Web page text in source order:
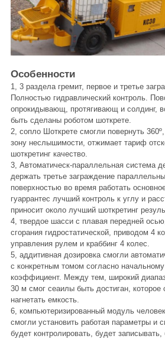
Особенности
1, 3 раздела гремит, первое и третье
Полностью гидравлический контроль.
опрокидывающ, протягивающ и солдинг,
быть сделаны роботом шоткрете.
2, сопло Шоткрете смогли повернуть
зону неслышимости, отжимает тариф
шоткретинг качество.
3, Автоматическ-параллельная система
держать третье заграждение
поверхностью во время работать
гуаррантес лучший контроль к углу и
приносит около лучший шоткретинг
4, твердое шасси с плавая передней
сгорания гидростатической, приводом 4
управления рулем и краббинг 4 колес.
5, аддитивная дозировка смогли
с конкретным томом согласно начальному
коэффициент. Между тем, широкий
30 м смог сеаилы быть достиган, которое
нагнетать емкость.
6, компьютеризированный модуль
смогли установить работая параметры и
будет контролировать, будет